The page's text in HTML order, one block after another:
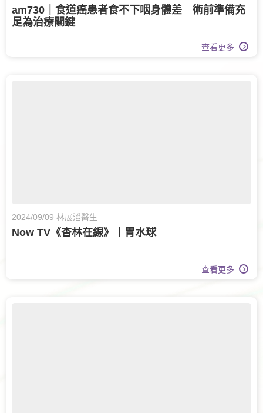
am730｜食道癌患者食不下咽身體差 術前準備充
足為治療關鍵
查看更多
2024/09/09 林展滔醫生
Now TV《杏林在線》｜胃水球
查看更多